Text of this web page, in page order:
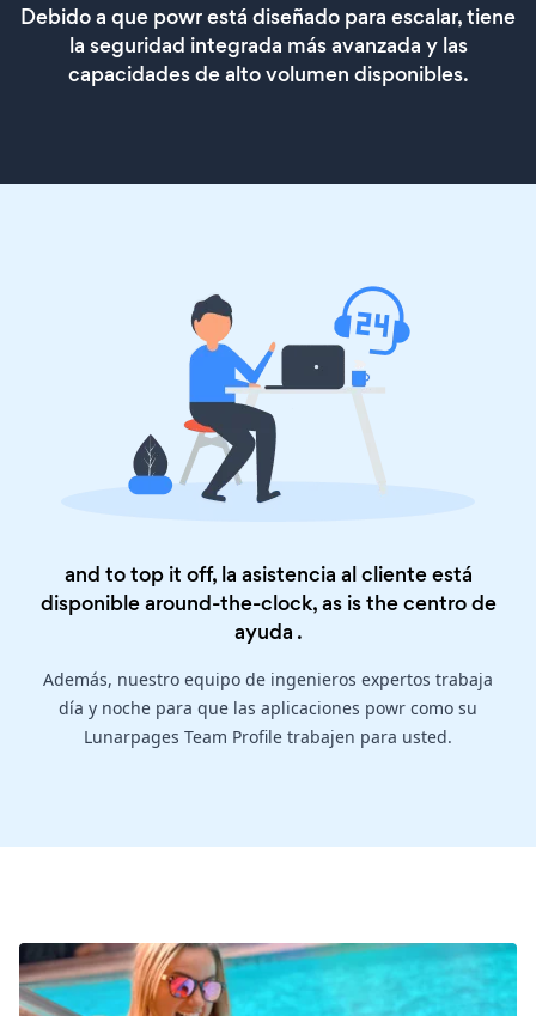
Debido a que powr está diseñado para escalar, tiene
la seguridad integrada más avanzada y las
capacidades de alto volumen disponibles.
and to top it off, la asistencia al cliente está
disponible around-the-clock, as is thecentro de
ayuda .
Además, nuestro equipo de ingenieros expertos trabaja
día y noche para que las aplicaciones powr como su
Lunarpages Team Profile trabajen para usted.